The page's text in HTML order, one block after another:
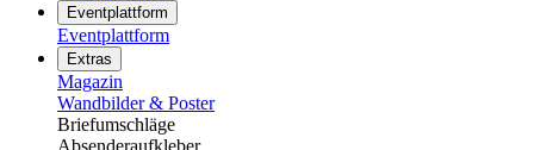
Eventplattform
Eventplattform
Extras
Magazin
Wandbilder & Poster
Briefumschläge
Absenderaufkleber